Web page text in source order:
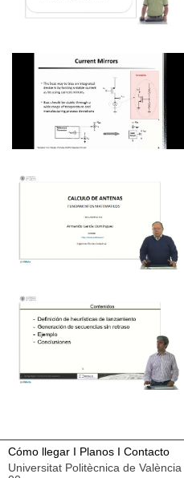
Cómo llegar I Planos I Contacto
Universitat Politècnica de